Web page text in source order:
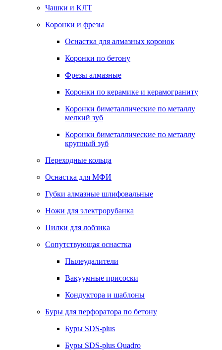
Чашки и КЛТ
Коронки и фрезы
Оснастка для алмазных коронок
Коронки по бетону
Фрезы алмазные
Коронки по керамике и керамограниту
Коронки биметаллические по металлу
мелкий зуб
Коронки биметаллические по металлу
крупный зуб
Переходные кольца
Оснастка для МФИ
Губки алмазные шлифовальные
Ножи для электрорубанка
Пилки для лобзика
Сопутствующая оснастка
Пылеудалители
Вакуумные присоски
Кондуктора и шаблоны
Буры для перфоратора по бетону
Буры SDS-plus
Буры SDS-plus Quadro